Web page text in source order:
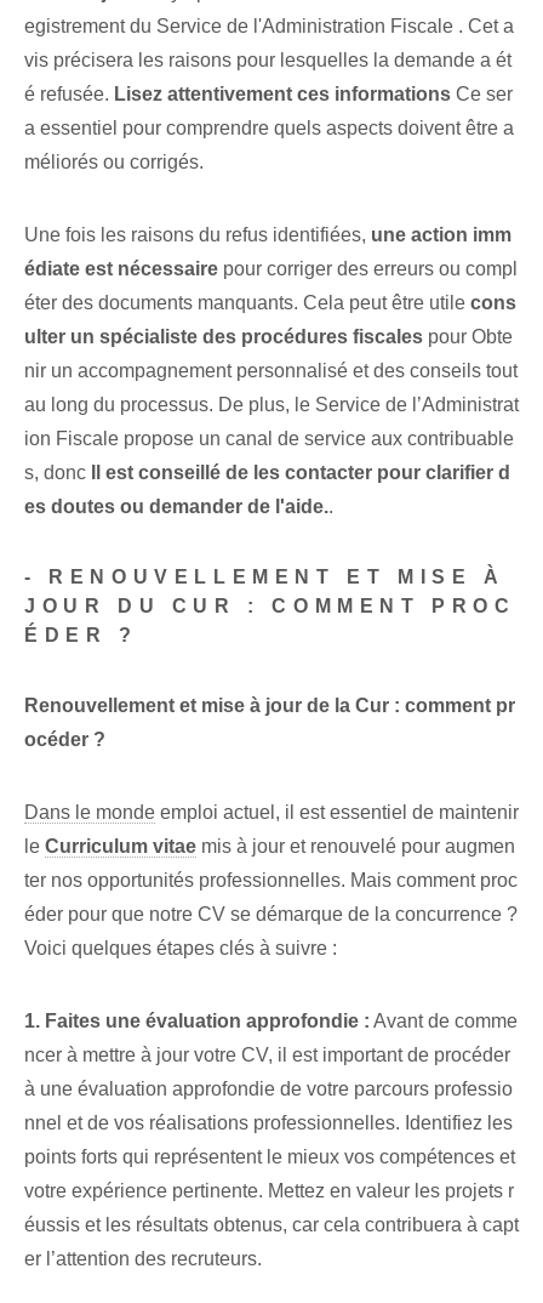
egistrement du Service de l'Administration Fiscale ⁤. Cet a
vis précisera les raisons pour lesquelles la demande a ét
é refusée. Lisez attentivement ces informations Ce ser
a essentiel pour comprendre quels aspects doivent être a
méliorés ou corrigés.
Une fois les raisons du refus identifiées, une action imm
édiate est nécessaire pour corriger des erreurs ou compl
éter des documents manquants. Cela peut être utile cons
ulter un spécialiste des procédures fiscales pour ‌Obte
nir un accompagnement personnalisé et⁣ des conseils tout
au long du processus. De plus, le Service de l’Administrat
ion Fiscale propose un canal de service aux contribuable
s, donc​
Il est conseillé de les contacter pour clarifier d
es doutes ou demander de l'aide..
-​ RENOUVELLEMENT ET MISE À
JOUR DU CUR : COMMENT PROC
ÉDER ?
Renouvellement⁤ et mise à jour ‌de la ⁢Cur : comment pr
océder ?
Dans le monde emploi actuel, il est essentiel de maintenir
le Curriculum vitae mis à jour et renouvelé pour augmen
ter nos opportunités professionnelles. Mais comment proc
éder pour que notre CV se démarque de la concurrence ?
Voici quelques étapes clés à suivre :
1. ‌Faites une évaluation approfondie : Avant de comme
ncer à mettre à jour votre CV, il est important de procéder
à une évaluation approfondie de votre parcours professio
nnel et de vos réalisations professionnelles. Identifiez les
points forts qui représentent le mieux vos compétences⁢ et
votre expérience pertinente. Mettez en valeur les projets r
éussis et les résultats obtenus, car cela contribuera à capt
er l’attention des recruteurs.